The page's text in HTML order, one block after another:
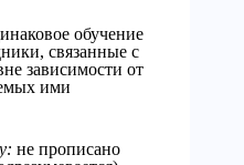
обучение
связанные с
зависимости от
ими
не прописано